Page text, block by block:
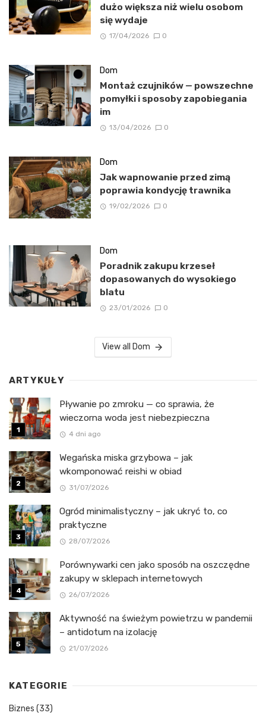
dużo większa niż wielu osobom
się wydaje
17/04/2026 0
Dom
Montaż czujników — powszechne
pomyłki i sposoby zapobiegania
im
13/04/2026 0
Dom
Jak wapnowanie przed zimą
poprawia kondycję trawnika
19/02/2026 0
Dom
Poradnik zakupu krzeseł
dopasowanych do wysokiego
blatu
23/01/2026 0
View all Dom
ARTYKUŁY
Pływanie po zmroku — co sprawia, że
wieczorna woda jest niebezpieczna
4 dni ago
Wegańska miska grzybowa – jak
wkomponować reishi w obiad
31/07/2026
Ogród minimalistyczny – jak ukryć to, co
praktyczne
28/07/2026
Porównywarki cen jako sposób na oszczędne
zakupy w sklepach internetowych
26/07/2026
Aktywność na świeżym powietrzu w pandemii
– antidotum na izolację
21/07/2026
KATEGORIE
Biznes (33)